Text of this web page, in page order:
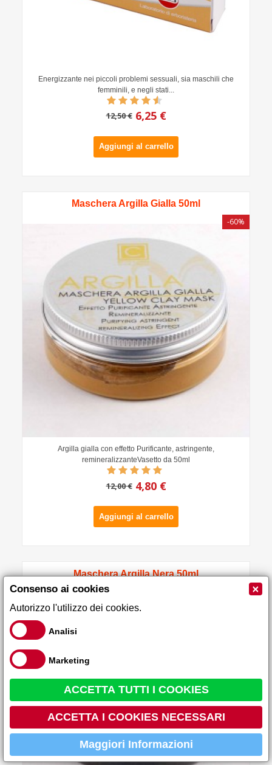
Energizzante nei piccoli problemi sessuali, sia maschili che
femminili, e negli stati...
12,50 € 6,25 €
Aggiungi al carrello
Maschera Argilla Gialla 50ml
Argilla gialla con effetto Purificante, astringente,
remineralizzanteVasetto da 50ml
12,00 €
-60%
4,80 €
Aggiungi al carrello
Maschera Argilla Nera 50ml
Consenso ai cookies ×
Autorizzo l'utilizzo dei cookies.
Analisi
Marketing
ACCETTA TUTTI I COOKIES
ACCETTA I COOKIES NECESSARI
Maggiori Informazioni